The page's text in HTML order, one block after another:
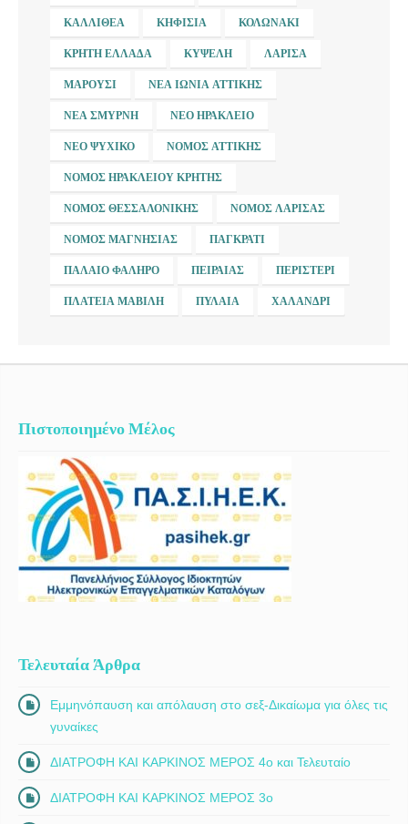
ΚΑΛΛΙΘΈΑ ΚΗΦΙΣΙΆ ΚΟΛΩΝΆΚΙ
ΚΡΉΤΗ ΕΛΛΆΔΑ ΚΥΨΈΛΗ ΛΆΡΙΣΑ
ΜΑΡΟΎΣΙ ΝΈΑ ΙΩΝΊΑ ΑΤΤΙΚΉΣ
ΝΈΑ ΣΜΎΡΝΗ ΝΈΟ ΗΡΆΚΛΕΙΟ
ΝΈΟ ΨΥΧΙΚΌ ΝΟΜΌΣ ΑΤΤΙΚΉΣ
ΝΟΜΌΣ ΗΡΑΚΛΕΊΟΥ ΚΡΉΤΗΣ
ΝΟΜΌΣ ΘΕΣΣΑΛΟΝΊΚΗΣ ΝΟΜΌΣ ΛΆΡΙΣΑΣ
ΝΟΜΌΣ ΜΑΓΝΗΣΊΑΣ ΠΑΓΚΡΆΤΙ
ΠΑΛΑΙΌ ΦΆΛΗΡΟ ΠΕΙΡΑΙΆΣ ΠΕΡΙΣΤΈΡΙ
ΠΛΑΤΕΊΑ ΜΑΒΊΛΗ ΠΥΛΑΊΑ ΧΑΛΆΝΔΡΙ
Πιστοποιημένο Μέλος
Τελευταία Άρθρα
Εμμηνόπαυση και απόλαυση στο σεξ-Δικαίωμα για όλες τις
γυναίκες
ΔΙΑΤΡΟΦΗ ΚΑΙ ΚΑΡΚΙΝΟΣ ΜΕΡΟΣ 4ο και Τελευταίο
ΔΙΑΤΡΟΦΗ ΚΑΙ ΚΑΡΚΙΝΟΣ ΜΕΡΟΣ 3ο